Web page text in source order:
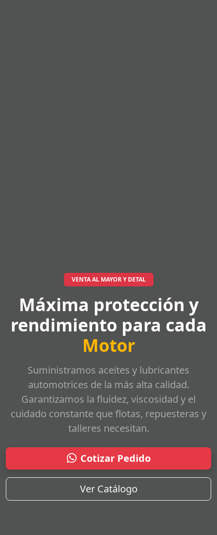
VENTA AL MAYOR Y DETAL
Máxima protección y
rendimiento para cada
Motor
Suministramos aceites y lubricantes
automotrices de la más alta calidad.
Garantizamos la fluidez, viscosidad y el
cuidado constante que flotas, repuesteras y
talleres necesitan.
Cotizar Pedido
Ver Catálogo